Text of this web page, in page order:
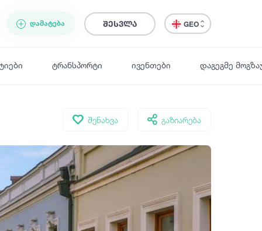
ᲓᲐᲛᲐᲢᲔᲑᲐ შესვლა GEO
ტრანსპორტი ივენთები დაგეგმე
შენახვა გაზიარება